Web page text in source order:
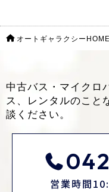
オートギャラクシーHOME
中古バス・マイクロ
ス、レンタルのこと
談ください。
営業時間